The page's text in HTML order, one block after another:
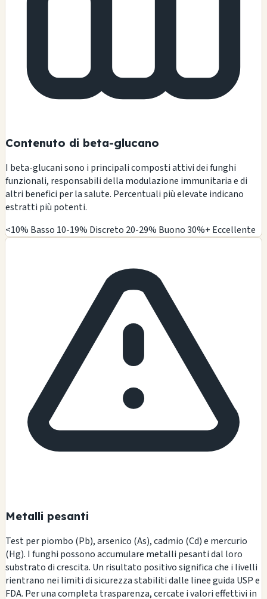
Contenuto di beta-glucano
I beta-glucani sono i principali composti attivi dei funghi
funzionali, responsabili della modulazione immunitaria e di
altri benefici per la salute. Percentuali più elevate indicano
estratti più potenti.
<10% Basso 10-19% Discreto 20-29% Buono30%+ Eccellente
Metalli pesanti
Test per piombo (Pb), arsenico (As), cadmio (Cd) e mercurio
(Hg). I funghi possono accumulare metalli pesanti dal loro
substrato di crescita. Un risultato positivo significa che i livelli
rientrano nei limiti di sicurezza stabiliti dalle linee guida USP e
FDA. Per una completa trasparenza, cercate i valori effettivi in